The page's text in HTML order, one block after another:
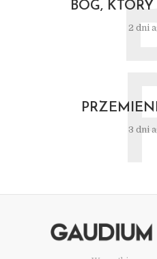
BÓG,
2 dni
3 dni